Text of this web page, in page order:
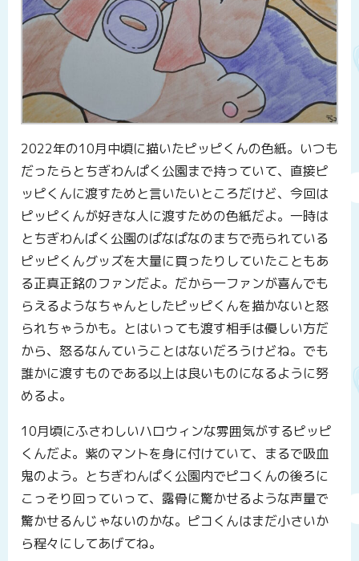
2022年の10月中頃に描いたピッピくんの色紙。いつも
だったらとちぎわんぱく公園まで持っていて、直接ピ
ッピくんに渡すためと言いたいところだけど、今回は
ピッピくんが好きな人に渡すための色紙だよ。一時は
とちぎわんぱく公園のぱなぱなのまちで売られている
ピッピくんグッズを大量に買ったりしていたこともあ
る正真正銘のファンだよ。だから一ファンが喜んでも
らえるようなちゃんとしたピッピくんを描かないと怒
られちゃうかも。とはいっても渡す相手は優しい方だ
から、怒るなんていうことはないだろうけどね。でも
誰かに渡すものである以上は良いものになるように努
めるよ。
10月頃にふさわしいハロウィンな雰囲気がするピッピ
くんだよ。紫のマントを身に付けていて、まるで吸血
鬼のよう。とちぎわんぱく公園内でピコくんの後ろに
こっそり回っていって、露骨に驚かせるような声量で
驚かせるんじゃないのかな。ピコくんはまだ小さいか
ら程々にしてあげてね。